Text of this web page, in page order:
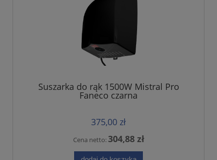
Suszarka do rąk 1500W Mistral Pro
Faneco czarna
375,00 zł
Cena netto:304,88 zł